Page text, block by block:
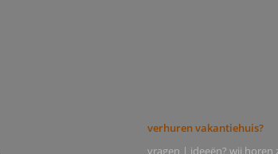
verhuren vakantiehuis?
vragen | ideeën? wij horen